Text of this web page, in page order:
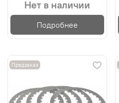
Нет в наличии
Подробнее
Предзаказ